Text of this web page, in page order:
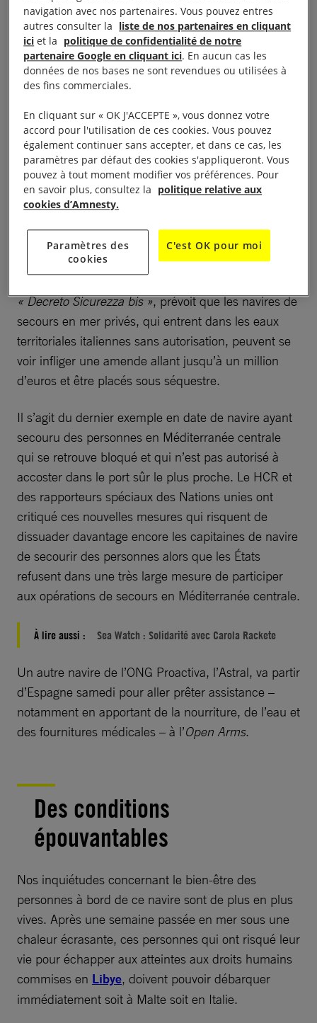
Voici une semaine que des hommes et des femmes
– dont une trentaine d’enfants et deux bébés – sont
bloqués en mer par une chaleur accablante.
Pendant ce temps-là, les autorités espagnoles,
italiennes et maltaises se livrent à un bras de fer
La solidarité criminalisée
italien vient d’adopter le deuxième « décret sur la
sécurité » présenté par le ministre italien de
« Decreto Sicurezza bis », prévoit que les navires de
secours en mer privés, qui entrent dans les eaux
territoriales italiennes sans autorisation, peuvent se
voir infliger une amende allant jusqu’à un million
d’euros et être placés sous séquestre.
Il s’agit du dernier exemple en date de navire ayant
secouru des personnes en Méditerranée centrale
qui se retrouve bloqué et qui n’est pas autorisé à
accoster dans le port sûr le plus proche. Le HCR et
des rapporteurs spéciaux des Nations unies ont
critiqué ces nouvelles mesures qui risquent de
dissuader davantage encore les capitaines de navire
de secourir des personnes alors que les États
refusent dans une très large mesure de participer
aux opérations de secours en Méditerranée centrale.
À lire aussi : Sea Watch : Solidarité avec Carola Rackete
Un autre navire de l’ONG Proactiva, l’Astral, va partir
d’Espagne samedi pour aller prêter assistance –
notamment en apportant de la nourriture, de l’eau et
des fournitures médicales – à l’Open Arms.
Des conditions
épouvantables
Nos inquiétudes concernant le bien-être des
personnes à bord de ce navire sont de plus en plus
vives. Après une semaine passée en mer sous une
chaleur écrasante, ces personnes qui ont risqué leur
vie pour échapper aux atteintes aux droits humains
commises en Libye, doivent pouvoir débarquer
immédiatement soit à Malte soit en Italie.
navigation avec nos partenaires. Vous pouvez entres
autres consulter la liste de nos partenaires en cliquant
ici et la politique de confidentialité de notre
partenaire Google en cliquant ici. En aucun cas les
données de nos bases ne sont revendues ou utilisées à
des fins commerciales.
En cliquant sur « OK J'ACCEPTE », vous donnez votre
accord pour l'utilisation de ces cookies. Vous pouvez
également continuer sans accepter, et dans ce cas, les
paramètres par défaut des cookies s'appliqueront. Vous
pouvez à tout moment modifier vos préférences. Pour
en savoir plus, consultez la politique relative aux
cookies d’Amnesty.
Paramètres des
cookies
C'est OK pour moi